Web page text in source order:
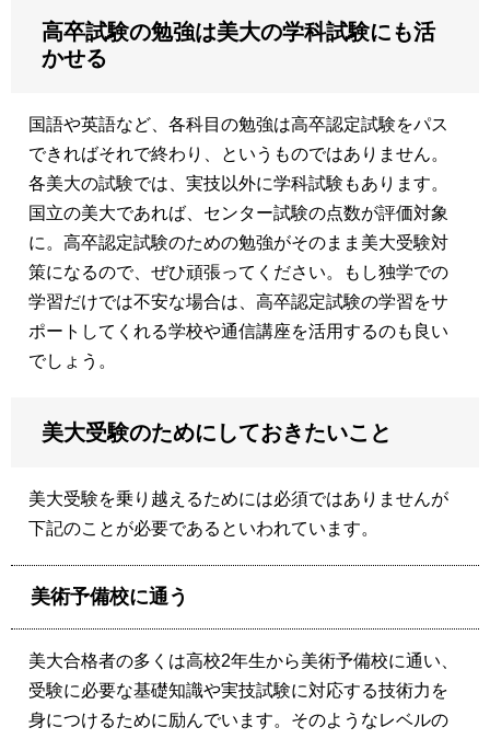
高卒試験の勉強は美大の学科試験にも活
かせる
国語や英語など、各科目の勉強は高卒認定試験をパス
できればそれで終わり、というものではありません。
各美大の試験では、実技以外に学科試験もあります。
国立の美大であれば、センター試験の点数が評価対象
に。高卒認定試験のための勉強がそのまま美大受験対
策になるので、ぜひ頑張ってください。もし独学での
学習だけでは不安な場合は、高卒認定試験の学習をサ
ポートしてくれる学校や通信講座を活用するのも良い
でしょう。
美大受験のためにしておきたいこと
美大受験を乗り越えるためには必須ではありませんが
下記のことが必要であるといわれています。
美術予備校に通う
美大合格者の多くは高校2年生から美術予備校に通い、
受験に必要な基礎知識や実技試験に対応する技術力を
身につけるために励んでいます。そのようなレベルの